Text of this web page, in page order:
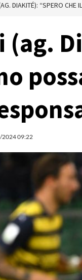
DIAKITÉ): “SPERO CHE
(ag.
09:22